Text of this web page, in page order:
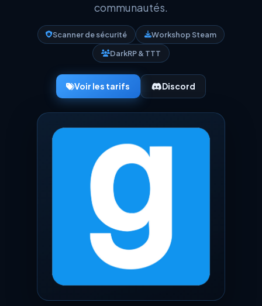
communautés.
Scanner de sécurité Workshop Steam
DarkRP & TTT
Voir les tarifs Discord